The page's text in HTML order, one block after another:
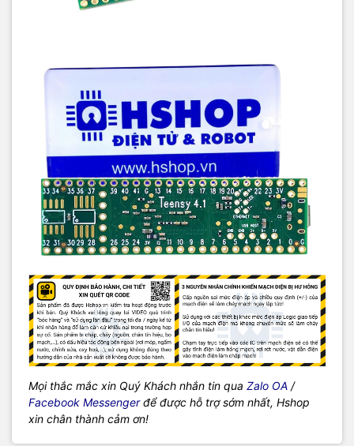
Mọi thắc mắc xin Quý Khách nhắn tin qua Zalo OA /
Facebook Messengerđể được hỗ trợ sớm nhất, Hshop
xin chân thành cảm ơn!